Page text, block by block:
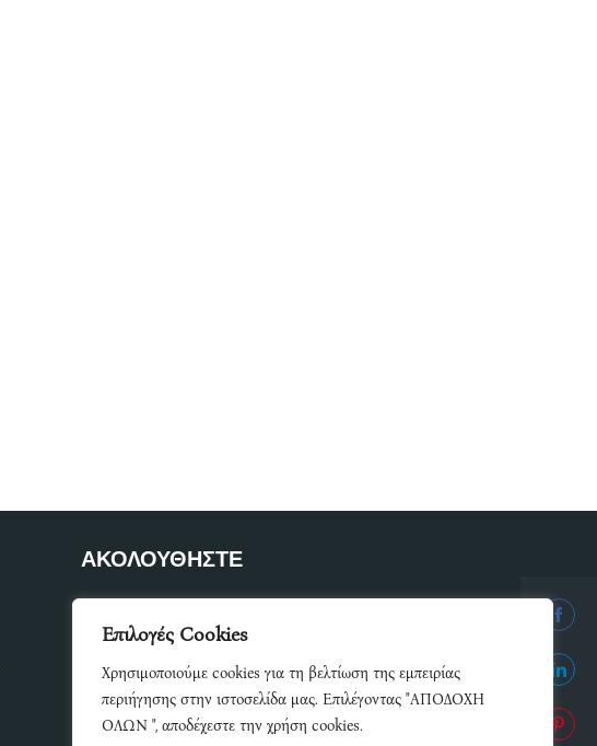
Επιλογές Cookies
Χρησιμοποιούμε cookies για τη βελτίωση της εμπειρίας
περιήγησης στην ιστοσελίδα μας. Επιλέγοντας "ΑΠΟΔΟΧΗ
ΟΛΩΝ ", αποδέχεστε την χρήση cookies.
ΑΚΟΛΟΥΘΗΣΤΕ
on
on